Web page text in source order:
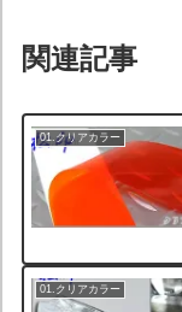
関連記事
01.クリアカラー
01.クリアカラー